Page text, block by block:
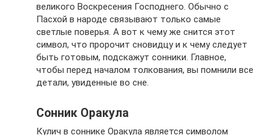
великого Воскресения Господнего. Обычно с
Пасхой в народе связывают только самые
светлые поверья. А вот к чему же снится этот
символ, что пророчит сновидцу и к чему следует
быть готовым, подскажут сонники. Главное,
чтобы перед началом толкования, вы помнили все
детали, увиденные во сне.
Сонник Оракула
Кулич в соннике Оракула является символом